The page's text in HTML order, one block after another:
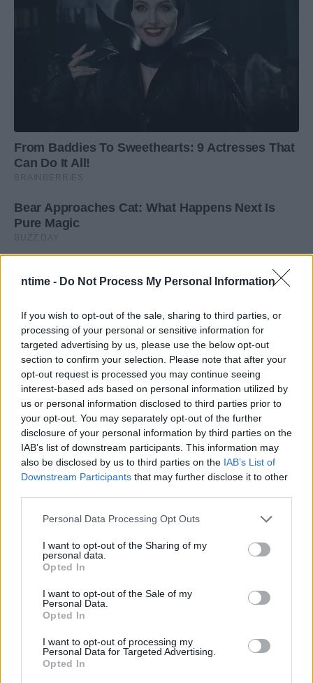
ntime - Do Not Process My Personal Information
If you wish to opt-out of the sale, sharing to third parties, or
processing of your personal or sensitive information for
targeted advertising by us, please use the below opt-out
section to confirm your selection. Please note that after your
opt-out request is processed you may continue seeing
interest-based ads based on personal information utilized by
us or personal information disclosed to third parties prior to
your opt-out. You may separately opt-out of the further
disclosure of your personal information by third parties on the
IAB’s list of downstream participants. This information may
also be disclosed by us to third parties on the IAB’s List of
Downstream Participants that may further disclose it to other
Personal Data Processing Opt Outs
I want to opt-out of the Sharing of my
personal data.
Opted In
I want to opt-out of the Sale of my
Personal Data.
Opted In
I want to opt-out of processing my
Personal Data for Targeted Advertising.
Opted In